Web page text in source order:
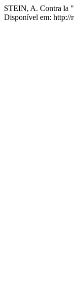
STEIN, A. Contra la
Disponível em: http://